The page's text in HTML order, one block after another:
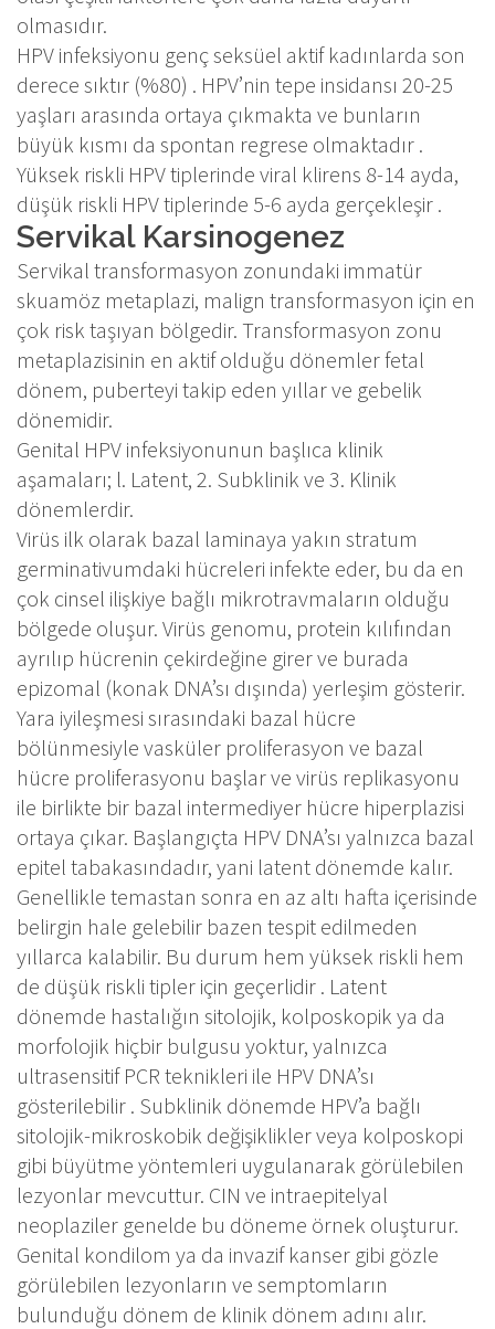
olmasıdır.
HPV infeksiyonu genç seksüel aktif kadınlarda son
derece sıktır (%80) . HPV’nin tepe insidansı 20-25
yaşları arasında ortaya çıkmakta ve bunların
büyük kısmı da spontan regrese olmaktadır .
Yüksek riskli HPV tiplerinde viral klirens 8-14 ayda,
düşük riskli HPV tiplerinde 5-6 ayda gerçekleşir .
Servikal Karsinogenez
Servikal transformasyon zonundaki immatür
skuamöz metaplazi, malign transformasyon için en
çok risk taşıyan bölgedir. Transformasyon zonu
metaplazisinin en aktif olduğu dönemler fetal
dönem, puberteyi takip eden yıllar ve gebelik
dönemidir.
Genital HPV infeksiyonunun başlıca klinik
aşamaları; l. Latent, 2. Subklinik ve 3. Klinik
dönemlerdir.
Virüs ilk olarak bazal laminaya yakın stratum
germinativumdaki hücreleri infekte eder, bu da en
çok cinsel ilişkiye bağlı mikrotravmaların olduğu
bölgede oluşur. Virüs genomu, protein kılıfından
ayrılıp hücrenin çekirdeğine girer ve burada
epizomal (konak DNA’sı dışında) yerleşim gösterir.
Yara iyileşmesi sırasındaki bazal hücre
bölünmesiyle vasküler proliferasyon ve bazal
hücre proliferasyonu başlar ve virüs replikasyonu
ile birlikte bir bazal intermediyer hücre hiperplazisi
ortaya çıkar. Başlangıçta HPV DNA’sı yalnızca bazal
epitel tabakasındadır, yani latent dönemde kalır.
Genellikle temastan sonra en az altı hafta içerisinde
belirgin hale gelebilir bazen tespit edilmeden
yıllarca kalabilir. Bu durum hem yüksek riskli hem
de düşük riskli tipler için geçerlidir . Latent
dönemde hastalığın sitolojik, kolposkopik ya da
morfolojik hiçbir bulgusu yoktur, yalnızca
ultrasensitif PCR teknikleri ile HPV DNA’sı
gösterilebilir . Subklinik dönemde HPV’a bağlı
sitolojik-mikroskobik değişiklikler veya kolposkopi
gibi büyütme yöntemleri uygulanarak görülebilen
lezyonlar mevcuttur. CIN ve intraepitelyal
neoplaziler genelde bu döneme örnek oluşturur.
Genital kondilom ya da invazif kanser gibi gözle
görülebilen lezyonların ve semptomların
bulunduğu dönem de klinik dönem adını alır.